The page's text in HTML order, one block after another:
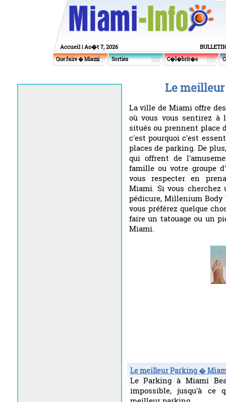
Accueil| Ao�t 7, 2026
Que faire � Miami Sorties C�l�brit�s
Le
La ville de Miami offre
où vous vous sentirez à
situés ou prennent place
c'est pourquoi c'est
places de parking. De
qui offrent de
famille ou votre groupe
vous respecter en
Miami. Si vous cherchez
pédicure, Millenium
vous préférez quelque
faire un tatouage ou un
Miami.
Le meilleur Parking �
Le Parking à Miami
impossible, jusqu'à ce